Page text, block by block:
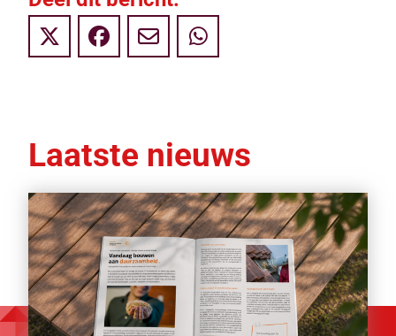
Laatste nieuws